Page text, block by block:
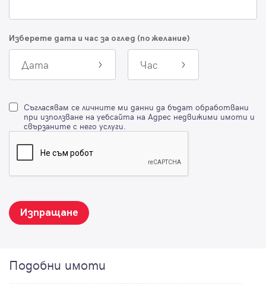
Изберете дата и час за оглед (по желание)
Дата Час
Съгласявам се личните ми данни да бъдат обработвани
при използване на уебсайта на Адрес недвижими имоти и
свързаните с него услуги.
Изпращане
Подобни имоти